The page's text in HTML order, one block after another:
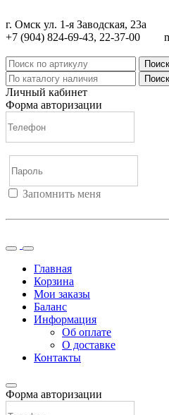
г. Омск ул. 1-я Заводская, 23а
+7 (904) 824-69-43, 22-37-00
Поиск
Поиск
Личный кабинет
Форма авторизации
Запомнить меня
Главная
Корзина
Мои заказы
Баланс
Информация
Об оплате
О доставке
Контакты
Форма авторизации